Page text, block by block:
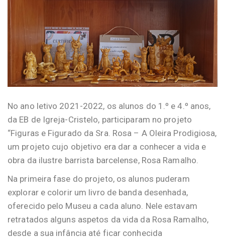
No ano letivo 2021-2022, os alunos do 1.º e 4.º anos,
da EB de Igreja-Cristelo, participaram no projeto
“Figuras e Figurado da Sra. Rosa – A Oleira Prodigiosa,
um projeto cujo objetivo era dar a conhecer a vida e
obra da ilustre barrista barcelense, Rosa Ramalho.
Na primeira fase do projeto, os alunos puderam
explorar e colorir um livro de banda desenhada,
oferecido pelo Museu a cada aluno. Nele estavam
retratados alguns aspetos da vida da Rosa Ramalho,
desde a sua infância até ficar conhecida